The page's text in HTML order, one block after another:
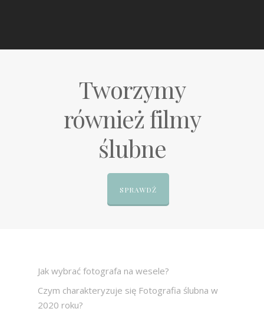
Tworzymy
również filmy
ślubne
SPRAWDŹ
Jak wybrać fotografa na wesele?
Czym charakteryzuje się Fotografia ślubna w
2020 roku?